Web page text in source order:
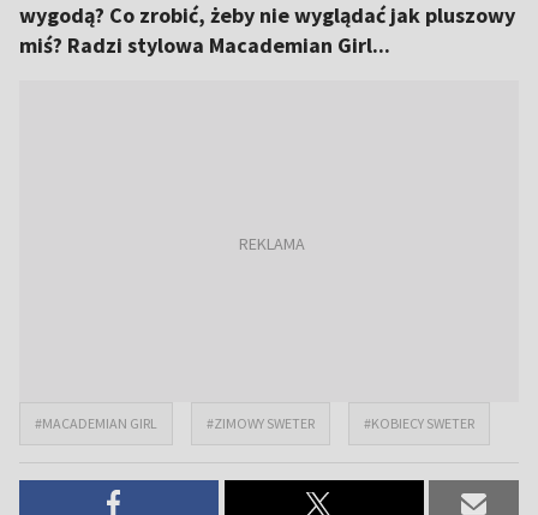
wygodą? Co zrobić, żeby nie wyglądać jak pluszowy
miś? Radzi stylowa Macademian Girl...
#MACADEMIAN GIRL #ZIMOWY SWETER #KOBIECY SWETER